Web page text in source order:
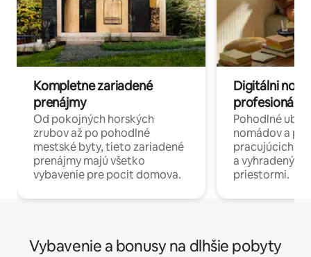
Kompletne zariadené
prenájmy
Od pokojných horských
zrubov až po pohodlné
mestské byty, tieto zariadené
prenájmy majú všetko
vybavenie pre pocit domova.
Digitálni
profesionáli
Pohodlné
nomádov a
pracujúcich
a
priestormi.
Vybavenie a bonusy na dlhšie pobyty